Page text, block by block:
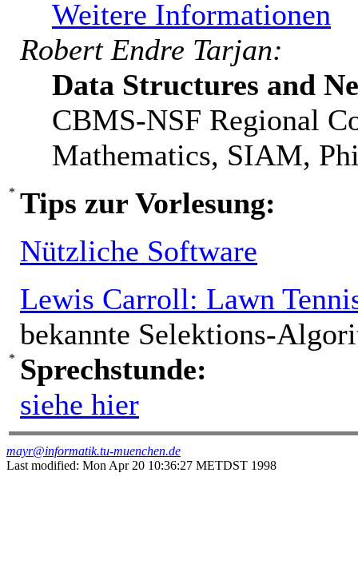
Weitere Informationen
Robert Endre Tarjan:
Data Structures and
CBMS-NSF Regional
Mathematics, SIAM,
Tips zur Vorlesung:
Nützliche Software
Lewis Carroll: Lawn
bekannte Selektions-
Sprechstunde:
siehe hier
mayr@informatik.tu-muenchen.de
Last modified: Mon Apr 20 10:36:27 METDST 1998